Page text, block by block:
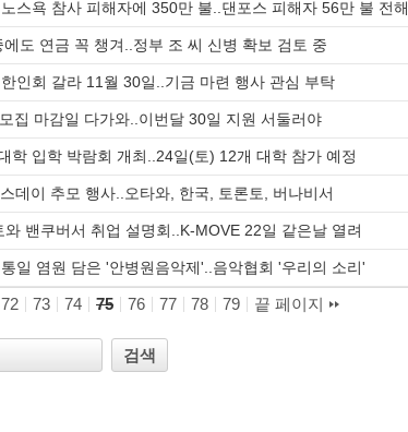
스욕 참사 피해자에 350만 불..댄포스 피해자 56만 불 전해
에도 연금 꼭 챙겨..정부 조 씨 신병 확보 검토 중
인회 갈라 11월 30일..기금 마련 행사 관심 부탁
집 마감일 다가와..이번달 30일 지원 서둘러야
학 입학 박람회 개최..24일(토) 12개 대학 참가 예정
데이 추모 행사..오타와, 한국, 토론토, 버나비서
와 밴쿠버서 취업 설명회..K-MOVE 22일 같은날 열려
일 염원 담은 '안병원음악제'..음악협회 '우리의 소리'
72 73 74 75 76 77 78 79 끝 페이지
검색